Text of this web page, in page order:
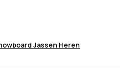
Jassen Heren